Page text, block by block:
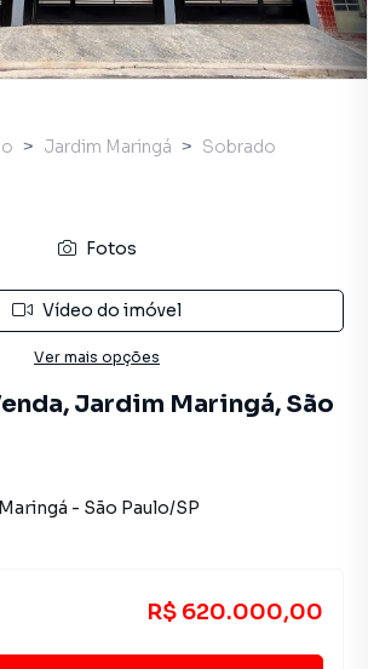
Jardim Maringá
Sobrado
Fotos
Vídeo do imóvel
Ver mais opções
Jardim Maringá, São
- São Paulo/SP
R$ 620.000,00